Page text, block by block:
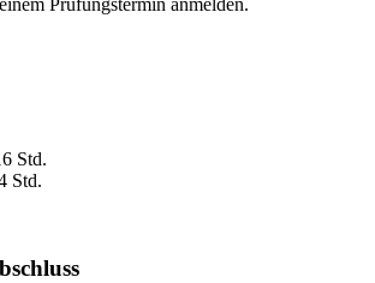
Prüfungstermin anmelden.
Std.
Std.